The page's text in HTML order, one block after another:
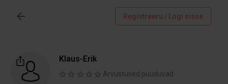
Registreeru / Logi sisse
Klaus-Erik
Arvustused puuduvad